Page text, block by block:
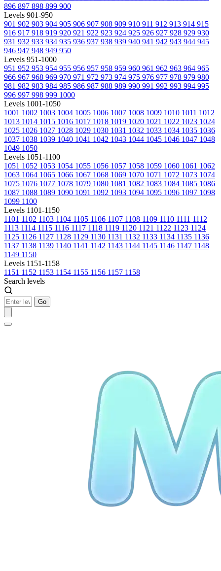
896 897 898 899 900
Levels 901-950
901 902 903 904 905 906 907 908 909 910 911 912 913 914 915
916 917 918 919 920 921 922 923 924 925 926 927 928 929 930
931 932 933 934 935 936 937 938 939 940 941 942 943 944 945
946 947 948 949 950
Levels 951-1000
951 952 953 954 955 956 957 958 959 960 961 962 963 964 965
966 967 968 969 970 971 972 973 974 975 976 977 978 979 980
981 982 983 984 985 986 987 988 989 990 991 992 993 994 995
996 997 998 999 1000
Levels 1001-1050
1001 1002 1003 1004 1005 1006 1007 1008 1009 1010 1011 1012
1013 1014 1015 1016 1017 1018 1019 1020 1021 1022 1023 1024
1025 1026 1027 1028 1029 1030 1031 1032 1033 1034 1035 1036
1037 1038 1039 1040 1041 1042 1043 1044 1045 1046 1047 1048
1049 1050
Levels 1051-1100
1051 1052 1053 1054 1055 1056 1057 1058 1059 1060 1061 1062
1063 1064 1065 1066 1067 1068 1069 1070 1071 1072 1073 1074
1075 1076 1077 1078 1079 1080 1081 1082 1083 1084 1085 1086
1087 1088 1089 1090 1091 1092 1093 1094 1095 1096 1097 1098
1099 1100
Levels 1101-1150
1101 1102 1103 1104 1105 1106 1107 1108 1109 1110 1111 1112
1113 1114 1115 1116 1117 1118 1119 1120 1121 1122 1123 1124
1125 1126 1127 1128 1129 1130 1131 1132 1133 1134 1135 1136
1137 1138 1139 1140 1141 1142 1143 1144 1145 1146 1147 1148
1149 1150
Levels 1151-1158
1151 1152 1153 1154 1155 1156 1157 1158
Search levels
Go